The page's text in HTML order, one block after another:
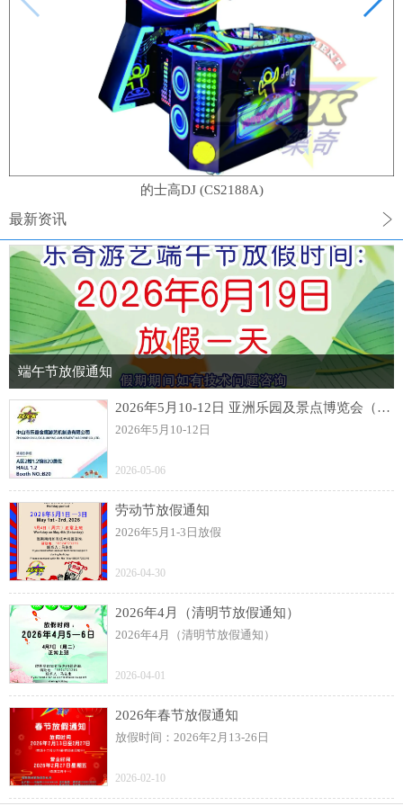
的士高DJ (CS2188A)
最新资讯
端午节放假通知
2026年5月10-12日 亚洲乐园及景点博览会（AAA）展
2026年5月10-12日
2026-05-06
劳动节放假通知
2026年5月1-3日放假
2026-04-30
2026年4月（清明节放假通知）
2026年4月（清明节放假通知）
2026-04-01
2026年春节放假通知
放假时间：2026年2月13-26日
2026-02-10